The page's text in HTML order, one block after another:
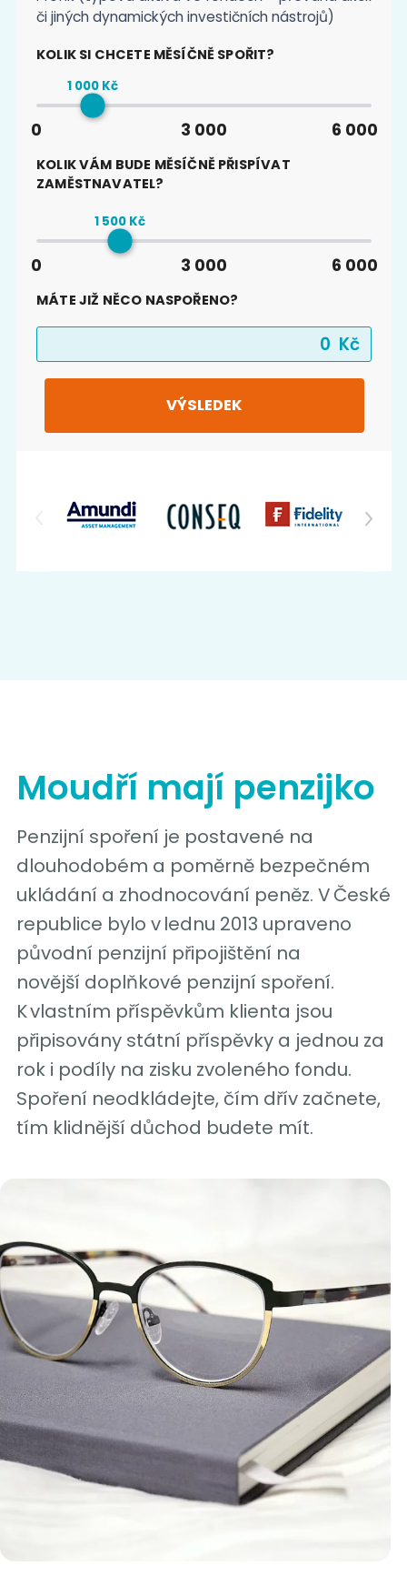
Moudří mají penzijko
Penzijní spoření je postavené na
dlouhodobém a poměrně bezpečném
ukládání a zhodnocování peněz. V České
republice bylo v lednu 2013 upraveno
původní penzijní připojištění na
novější doplňkové penzijní spoření.
K vlastním příspěvkům klienta jsou
připisovány státní příspěvky a jednou za
rok i podíly na zisku zvoleného fondu.
Spoření neodkládejte, čím dřív začnete,
tím klidnější důchod budete mít.